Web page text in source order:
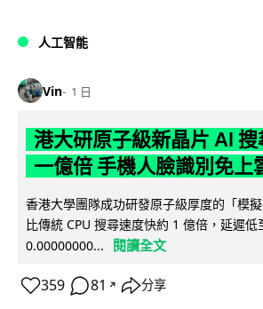
人工智能
Vin 1 日
港大研原子級新晶片 AI
一億倍 手機人臉識別免上
香港大學團隊成功研發原子級厚度的「模
比傳統 CPU 搜尋速度快約 1 億倍，延遲低
0.00000000...
閱讀全文
359 81 ↗ 分享